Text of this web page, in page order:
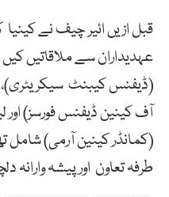
قبل ازیں ائیر چیف نے
عہدیداران سے ملاقاتیں
(ڈیفنس کیبنٹ
آف کینین ڈیفنس فورسز) اور
(کمانڈر کینین آرمی) شامل
طرفہ تعاون اور پیشہ